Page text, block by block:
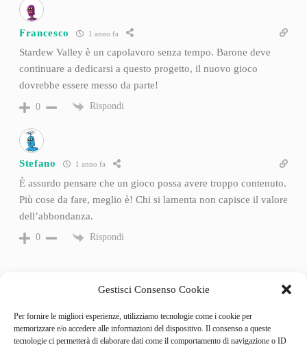
Gestisci Consenso Cookie
Per fornire le migliori esperienze, utilizziamo tecnologie come i cookie per
memorizzare e/o accedere alle informazioni del dispositivo. Il consenso a queste
tecnologie ci permetterà di elaborare dati come il comportamento di navigazione o ID
Francesco 1 anno fa
Stardew Valley è un capolavoro senza tempo. Barone deve
continuare a dedicarsi a questo progetto, il nuovo gioco
dovrebbe essere messo da parte!
0 Rispondi
Stefano 1 anno fa
È assurdo pensare che un gioco possa avere troppo contenuto.
Più cose da fare, meglio è! Chi si lamenta non capisce il valore
dell’abbondanza.
0 Rispondi